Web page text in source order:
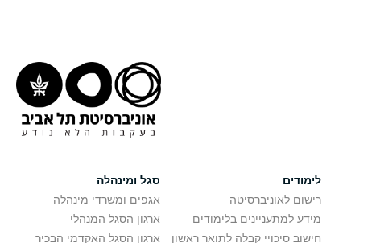
לימודים
רישום לאוניברסיטה
מידע למתעניינים בלימודים
חישוב סיכויי קבלה לתואר ראשון
סגל ומינהלה
אגפים ומשרדי מינהלה
ארגון הסגל המנהלי
ארגון הסגל האקדמי הבכיר